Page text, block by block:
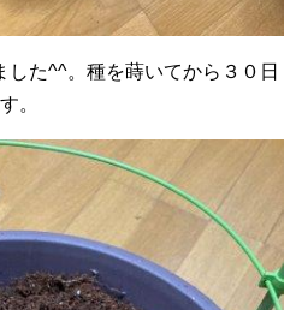
した^^。種を蒔いてから３０日
。